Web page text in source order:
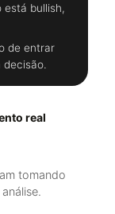
está bullish,
de entrar
real
tomando